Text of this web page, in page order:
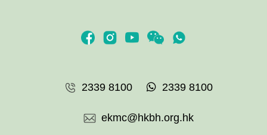
2339 8100 2339 8100
ekmc@hkbh.org.hk